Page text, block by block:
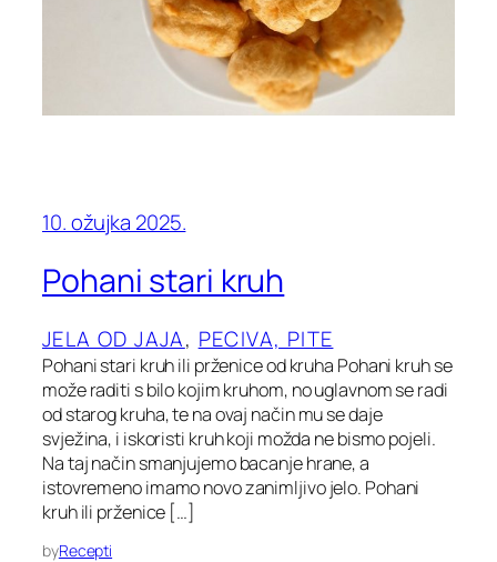
10. ožujka 2025.
Pohani stari kruh
JELA OD JAJA, PECIVA, PITE
Pohani stari kruh ili prženice od kruha Pohani kruh se
može raditi s bilo kojim kruhom, no uglavnom se radi
od starog kruha, te na ovaj način mu se daje
svježina, i iskoristi kruh koji možda ne bismo pojeli.
Na taj način smanjujemo bacanje hrane, a
istovremeno imamo novo zanimljivo jelo. Pohani
kruh ili prženice […]
byRecepti